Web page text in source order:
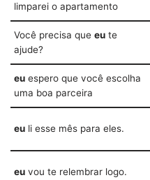
limparei o apartamento
Você precisa que eu te
ajude?
eu espero que você escolha
uma boa parceira
eu li esse mês para eles.
eu vou te relembrar logo.